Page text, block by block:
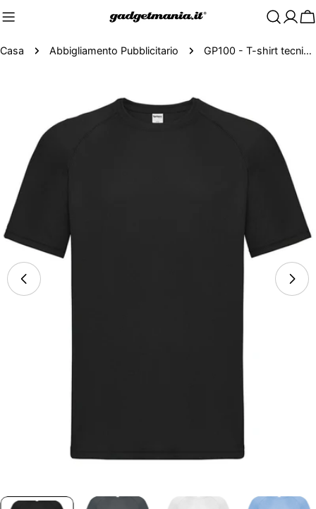
Casa Abbigliamento Pubblicitario GP100 - T-shirt tecnica best Value
prodotto